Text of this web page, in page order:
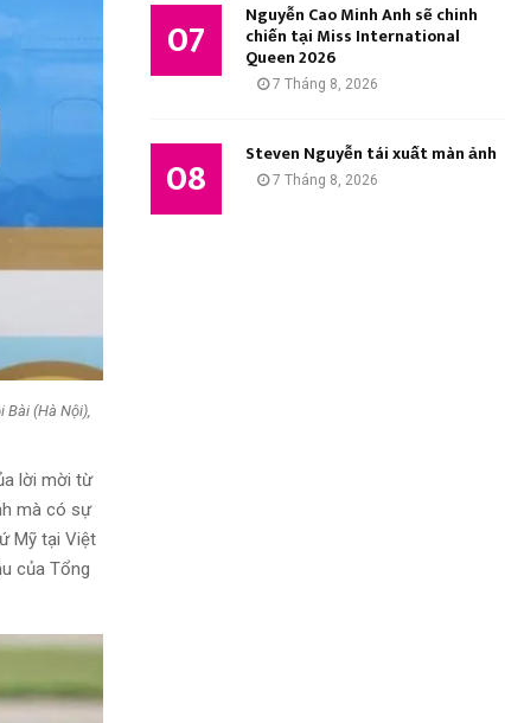
(Hà Nội),
lời mời từ
mà có sự
Mỹ tại Việt
của Tổng
07 Nguyễn Cao Minh Anh sẽ chinh
chiến tại Miss International
Queen 2026
7 Tháng 8, 2026
08 Steven Nguyễn tái xuất màn ảnh
7 Tháng 8, 2026